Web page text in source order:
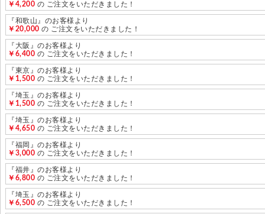
￥4,200 の ご注文をいただきました！
『和歌山』のお客様より
￥20,000 の ご注文をいただきました！
『大阪』のお客様より
￥6,400 の ご注文をいただきました！
『東京』のお客様より
￥1,500 の ご注文をいただきました！
『埼玉』のお客様より
￥1,500 の ご注文をいただきました！
『埼玉』のお客様より
￥4,650 の ご注文をいただきました！
『福岡』のお客様より
￥3,000 の ご注文をいただきました！
『福井』のお客様より
￥6,800 の ご注文をいただきました！
『埼玉』のお客様より
￥6,500 の ご注文をいただきました！